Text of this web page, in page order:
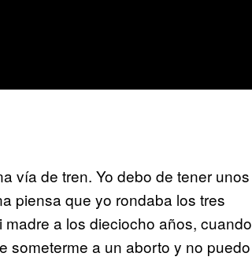
vía de tren. Yo debo de tener unos
piensa que yo rondaba los tres
a los dieciocho años, cuando
someterme a un aborto y no puedo